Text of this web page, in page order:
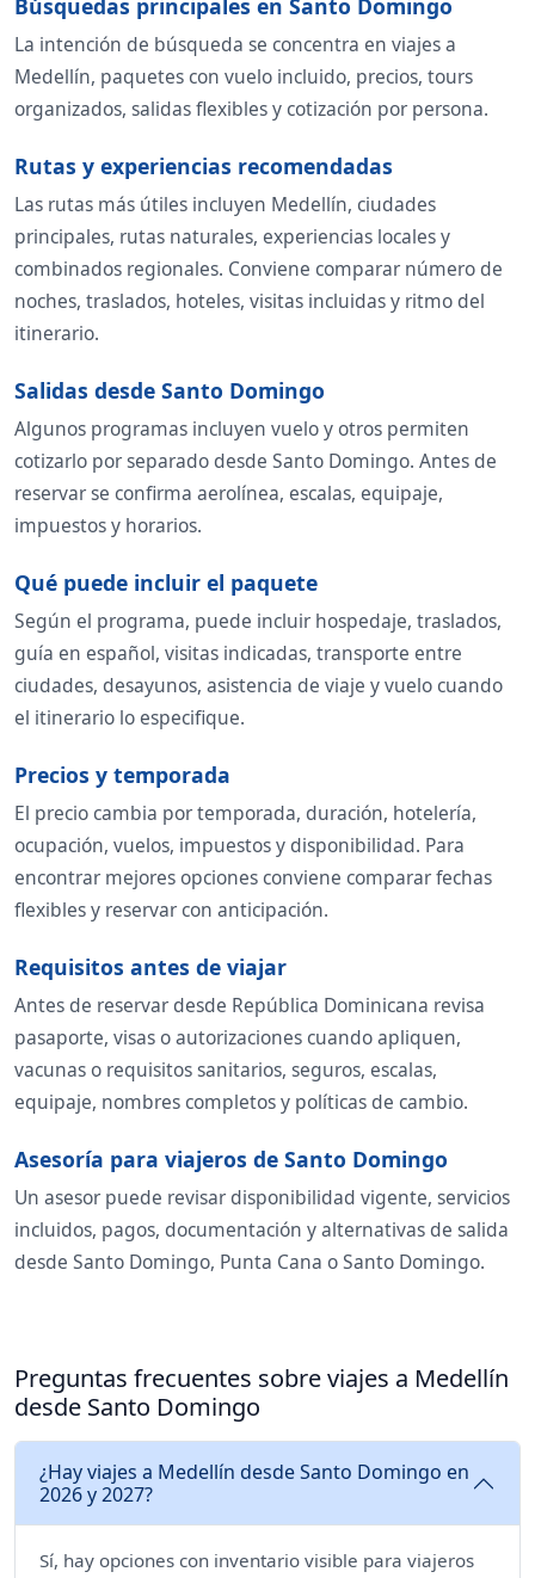
Búsquedas principales en Santo Domingo
La intención de búsqueda se concentra en viajes a
Medellín, paquetes con vuelo incluido, precios, tours
organizados, salidas flexibles y cotización por persona.
Rutas y experiencias recomendadas
Las rutas más útiles incluyen Medellín, ciudades
principales, rutas naturales, experiencias locales y
combinados regionales. Conviene comparar número de
noches, traslados, hoteles, visitas incluidas y ritmo del
itinerario.
Salidas desde Santo Domingo
Algunos programas incluyen vuelo y otros permiten
cotizarlo por separado desde Santo Domingo. Antes de
reservar se confirma aerolínea, escalas, equipaje,
impuestos y horarios.
Qué puede incluir el paquete
Según el programa, puede incluir hospedaje, traslados,
guía en español, visitas indicadas, transporte entre
ciudades, desayunos, asistencia de viaje y vuelo cuando
el itinerario lo especifique.
Precios y temporada
El precio cambia por temporada, duración, hotelería,
ocupación, vuelos, impuestos y disponibilidad. Para
encontrar mejores opciones conviene comparar fechas
flexibles y reservar con anticipación.
Requisitos antes de viajar
Antes de reservar desde República Dominicana revisa
pasaporte, visas o autorizaciones cuando apliquen,
vacunas o requisitos sanitarios, seguros, escalas,
equipaje, nombres completos y políticas de cambio.
Asesoría para viajeros de Santo Domingo
Un asesor puede revisar disponibilidad vigente, servicios
incluidos, pagos, documentación y alternativas de salida
desde Santo Domingo, Punta Cana o Santo Domingo.
Preguntas frecuentes sobre viajes a Medellín
desde Santo Domingo
¿Hay viajes a Medellín desde Santo Domingo en
2026 y 2027?
Sí, hay opciones con inventario visible para viajeros